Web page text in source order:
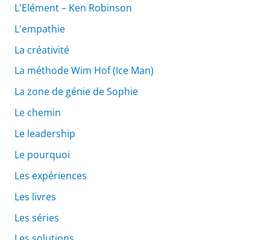
L'Elément – Ken Robinson
L'empathie
La créativité
La méthode Wim Hof (Ice Man)
La zone de génie de Sophie
Le chemin
Le leadership
Le pourquoi
Les expériences
Les livres
Les séries